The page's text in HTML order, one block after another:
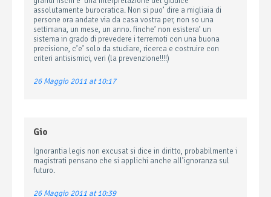
assolutamente burocratica. Non si puo’ dire a migliaia di
persone ora andate via da casa vostra per, non so una
settimana, un mese, un anno. finche’ non esistera’ un
sistema in grado di prevedere i terremoti con una buona
precisione, c’e’ solo da studiare, ricerca e costruire con
criteri antisismici, veri (la prevenzione!!!!)
26 Maggio 2011 at 10:17
Gio
Ignorantia legis non excusat si dice in diritto, probabilmente i
magistrati pensano che si applichi anche all’ignoranza sul
futuro.
26 Maggio 2011 at 10:39